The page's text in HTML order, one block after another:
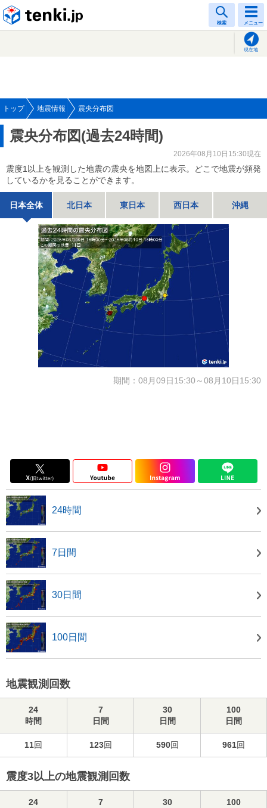
検索 メニュー
現在地
トップ 地震情報 震央分布図
震央分布図(過去24時間)
2026年08月10日15:30現在
震度1以上を観測した地震の震央を地図上に表示。どこで地震が頻発
しているかを見ることができます。
日本全体 北日本 東日本 西日本 沖縄
期間：08月09日15:30～08月10日15:30
24時間
7日間
30日間
100日間
地震観測回数
24
時間
7
日間
30
日間
100
日間
11回 123回 590回 961回
震度3以上の地震観測回数
24
7
30
100